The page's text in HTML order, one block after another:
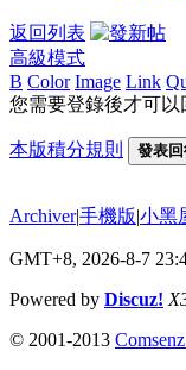
返回列表
高級模式
B Color Image Link
您需要登錄後才可以
本版積分規則 發表
Archiver|手機版|小黑
GMT+8, 2026-8-7
Powered by Discuz!
© 2001-2013